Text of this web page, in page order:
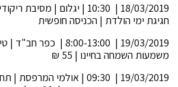
18/03/2019 | 10:30 | יגלום |
חגיגת ימי הולדת | הכניסה חופשית
19/03/2019 | 8:00-13:00 |
משמעות השמחה בחיינו | 55 ₪
19/03/2019 | 09:30 | אולמי